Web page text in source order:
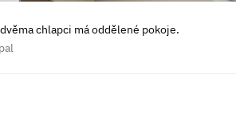
chlapci má oddělené pokoje.